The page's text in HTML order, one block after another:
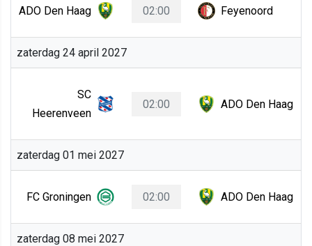
ADO Den Haag 02:00 Feyenoord
zaterdag 24 april 2027
SC
Heerenveen
02:00 ADO Den Haag
zaterdag 01 mei 2027
FC Groningen 02:00 ADO Den Haag
zaterdag 08 mei 2027